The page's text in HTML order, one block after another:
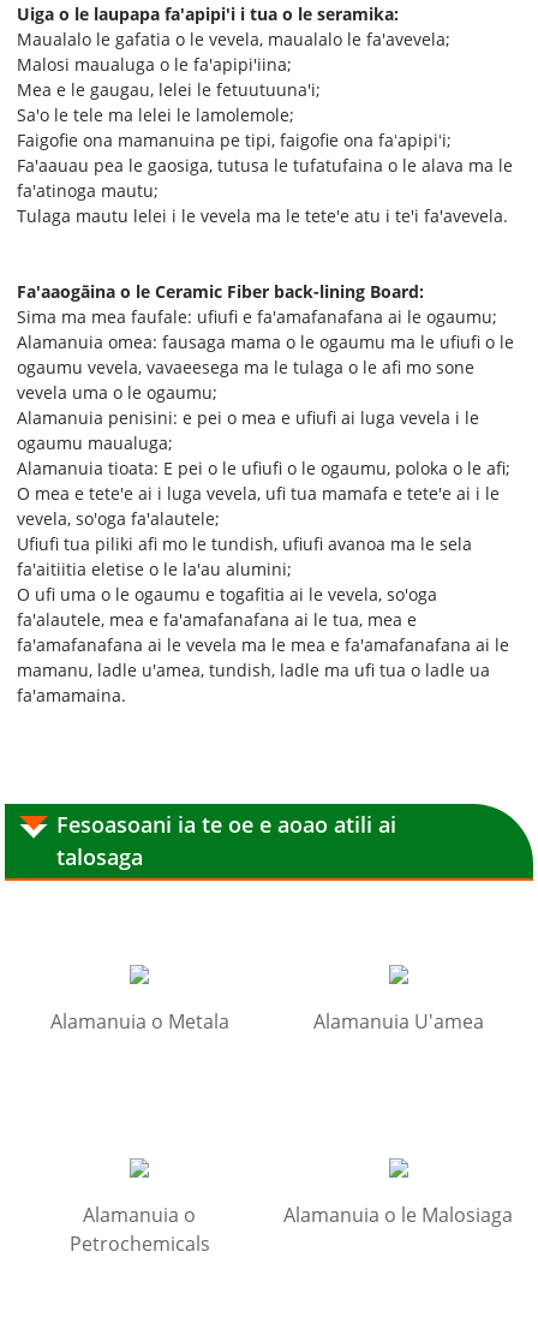
Uiga o le laupapa fa'apipi'i i tua o le seramika:
Maualalo le gafatia o le vevela, maualalo le fa'avevela;
Malosi maualuga o le fa'apipi'iina;
Mea e le gaugau, lelei le fetuutuuna'i;
Sa'o le tele ma lelei le lamolemole;
Faigofie ona mamanuina pe tipi, faigofie ona faʻapipiʻi;
Fa'aauau pea le gaosiga, tutusa le tufatufaina o le alava ma le
fa'atinoga mautu;
Tulaga mautu lelei i le vevela ma le tete'e atu i te'i fa'avevela.
Fa'aaogāina o le Ceramic Fiber back-lining Board:
Sima ma mea faufale: ufiufi e fa'amafanafana ai le ogaumu;
Alamanuia omea: fausaga mama o le ogaumu ma le ufiufi o le
ogaumu vevela, vavaeesega ma le tulaga o le afi mo sone
vevela uma o le ogaumu;
Alamanuia penisini: e pei o mea e ufiufi ai luga vevela i le
ogaumu maualuga;
Alamanuia tioata: E pei o le ufiufi o le ogaumu, poloka o le afi;
O mea e tete'e ai i luga vevela, ufi tua mamafa e tete'e ai i le
vevela, so'oga fa'alautele;
Ufiufi tua piliki afi mo le tundish, ufiufi avanoa ma le sela
fa'aitiitia eletise o le la'au alumini;
O ufi uma o le ogaumu e togafitia ai le vevela, so'oga
fa'alautele, mea e fa'amafanafana ai le tua, mea e
fa'amafanafana ai le vevela ma le mea e fa'amafanafana ai le
mamanu, ladle u'amea, tundish, ladle ma ufi tua o ladle ua
fa'amamaina.
Fesoasoani ia te oe e aoao atili ai
talosaga
Alamanuia o Metala Alamanuia U'amea
Alamanuia o
Petrochemicals
Alamanuia o le Malosiaga